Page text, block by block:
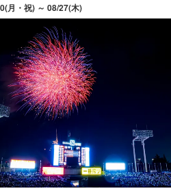
月・祝) ～ 08/27(木)